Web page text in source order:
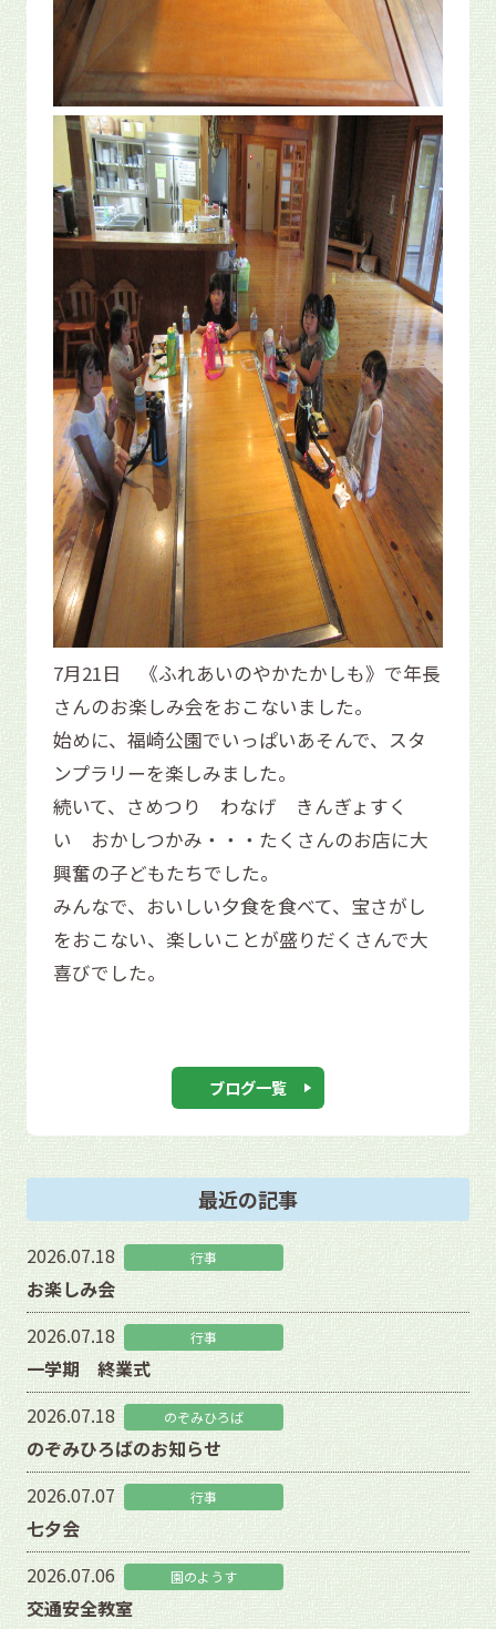
7月21日 《ふれあいのやかたかしも》で年長
さんのお楽しみ会をおこないました。
始めに、福崎公園でいっぱいあそんで、スタ
ンプラリーを楽しみました。
続いて、さめつり わなげ きんぎょすく
い おかしつかみ・・・たくさんのお店に大
興奮の子どもたちでした。
みんなで、おいしい夕食を食べて、宝さがし
をおこない、楽しいことが盛りだくさんで大
喜びでした。
ブログ一覧
最近の記事
2026.07.18 行事
お楽しみ会
2026.07.18
行事
一学期 終業式
2026.07.18
のぞみひろば
のぞみひろばのお知らせ
2026.07.07
行事
七夕会
2026.07.06
園のようす
交通安全教室